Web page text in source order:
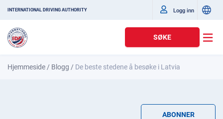
INTERNATIONAL DRIVING AUTHORITY Logg inn
SØKE
Hjemmeside / Blogg / De beste stedene å besøke i Latvia
ABONNER